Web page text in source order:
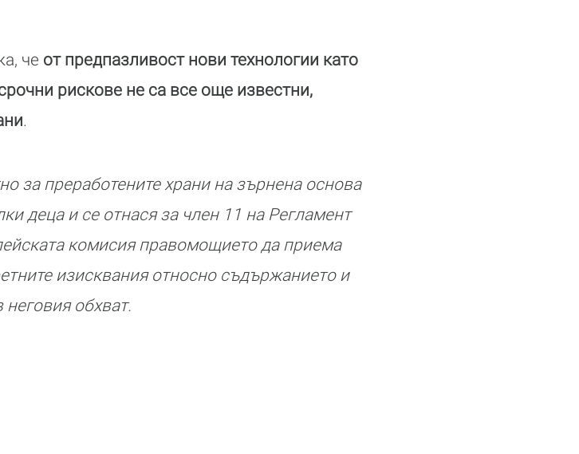
че от предпазливост нови технологии като
рискове не са все още известни,
.
за преработените храни на зърнена основа
деца и се отнася за член 11 на Регламент
комисия правомощието да приема
изисквания относно съдържанието и
обхват.